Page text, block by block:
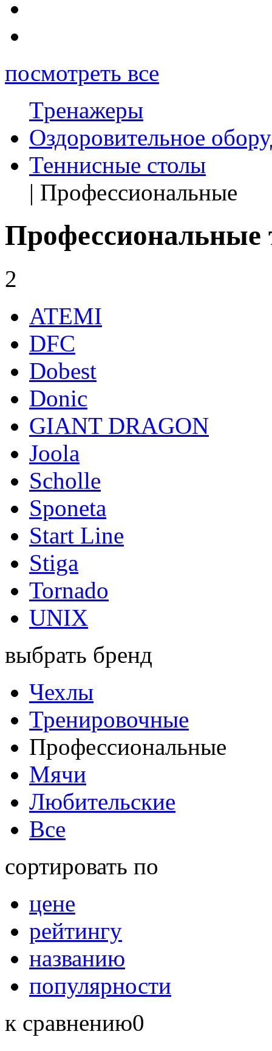
посмотреть все
Tренажеры
Оздоровительное
Теннисные столы
| Профессиональные
Профессиональные
2
ATEMI
DFC
Dobest
Donic
GIANT DRAGON
Joola
Scholle
Sponeta
Start Line
Stiga
Tornado
UNIX
выбрать бренд
Чехлы
Тренировочные
Профессиональные
Мячи
Любительские
Все
сортировать по
цене
рейтингу
названию
популярности
к сравнению0